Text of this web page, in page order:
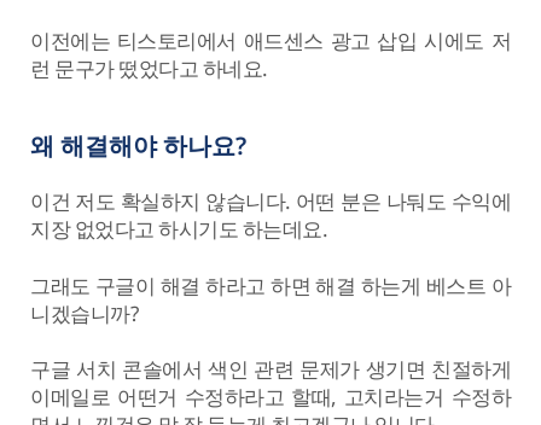
이전에는 티스토리에서 애드센스 광고 삽입 시에도 저
런 문구가 떴었다고 하네요.
왜 해결해야 하나요?
이건 저도 확실하지 않습니다. 어떤 분은 나둬도 수익에
지장 없었다고 하시기도 하는데요.
그래도 구글이 해결 하라고 하면 해결 하는게 베스트 아
니겠습니까?
구글 서치 콘솔에서 색인 관련 문제가 생기면 친절하게
이메일로 어떤거 수정하라고 할때, 고치라는거 수정하